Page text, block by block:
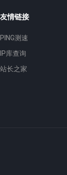
友情链接
PING测速
IP库查询
站长之家